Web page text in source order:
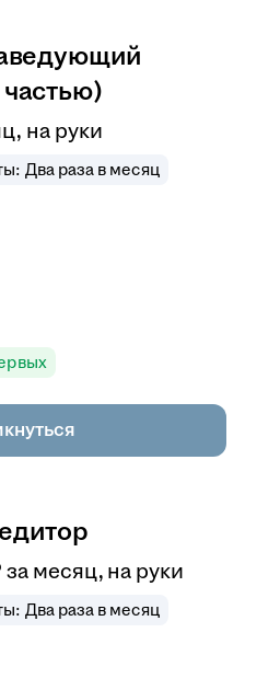
на руки
Два раза в месяц
за месяц, на руки
Два раза в месяц